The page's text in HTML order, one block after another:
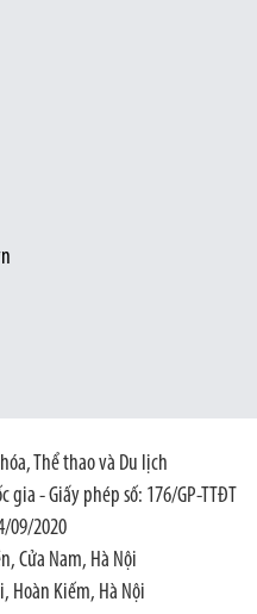
Thể thao và Du lịch
- Giấy phép số: 176/GP-TTĐT
09/2020
Cửa Nam, Hà Nội
Hoàn Kiếm, Hà Nội